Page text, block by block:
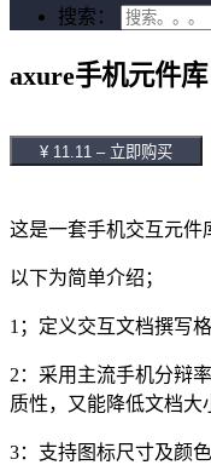
搜索：
axure手机元件库
¥ 11.11 – 立即购买
这是一套手机交互元件
以下为简单介绍；
1；定义交互文档撰写格
2：采用主流手机分辩
质性，又能降低文档大
3：支持图标尺寸及颜色